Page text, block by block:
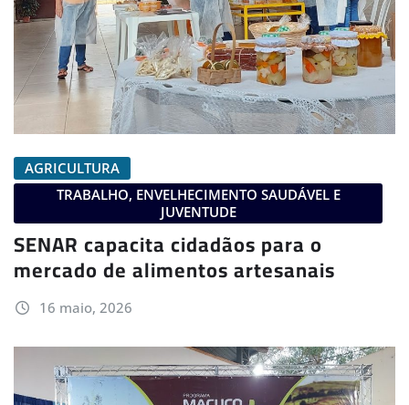
AGRICULTURA
TRABALHO, ENVELHECIMENTO SAUDÁVEL E
JUVENTUDE
SENAR capacita cidadãos para o
mercado de alimentos artesanais
16 maio, 2026